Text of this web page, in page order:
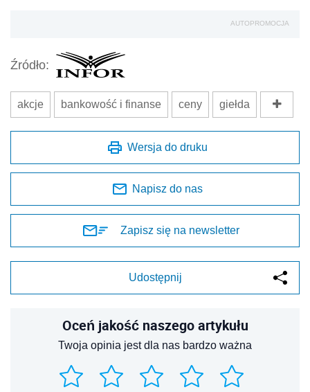
AUTOPROMOCJA
Źródło:
akcje bankowość i finanse ceny giełda
Wersja do druku
Napisz do nas
Zapisz się na newsletter
Udostępnij
Oceń jakość naszego artykułu
Twoja opinia jest dla nas bardzo ważna